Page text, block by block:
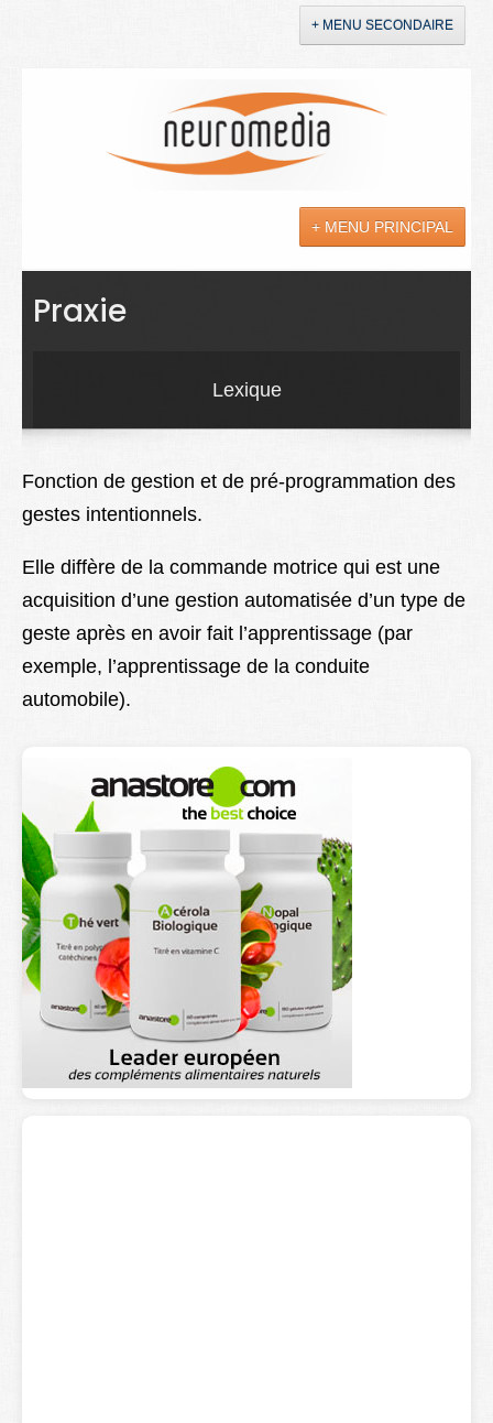
+ MENU SECONDAIRE
+ MENU PRINCIPAL
Actualités
Soins
Droit
Lexique
Better Health
Praxie
Lexique
Fonction de gestion et de pré-programmation des
gestes intentionnels.
Elle diffère de la commande motrice qui est une
acquisition d’une gestion automatisée d’un type de
geste après en avoir fait l’apprentissage (par
exemple, l’apprentissage de la conduite
automobile).